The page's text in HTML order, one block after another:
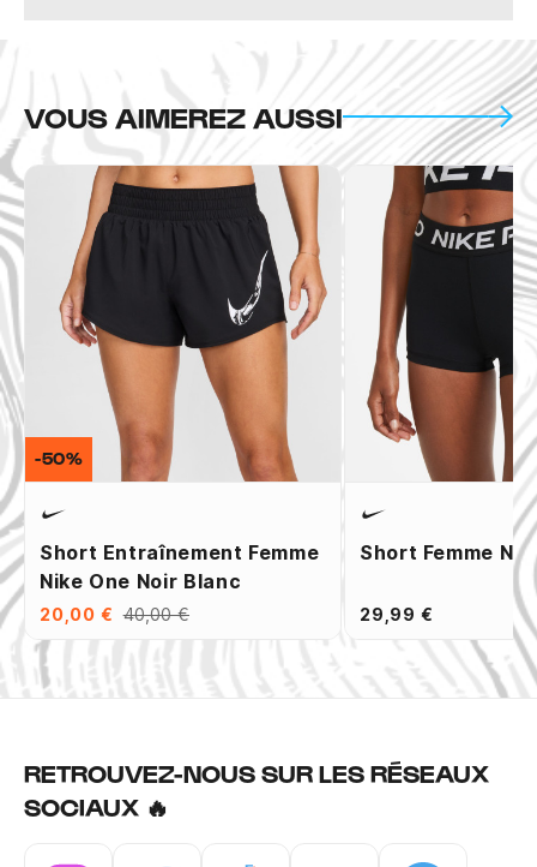
VOUS AIMEREZ AUSSI
Short Entraînement Femme
Nike One Noir Blanc
20,00 € 40,00 €
-50%
Short Femme
29,99 €
RETROUVEZ-NOUS SUR LES RÉSEAUX
SOCIAUX 🔥